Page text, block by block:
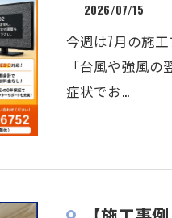
2026/07/15
今週は7月の施
「台風や強風
症状でお…